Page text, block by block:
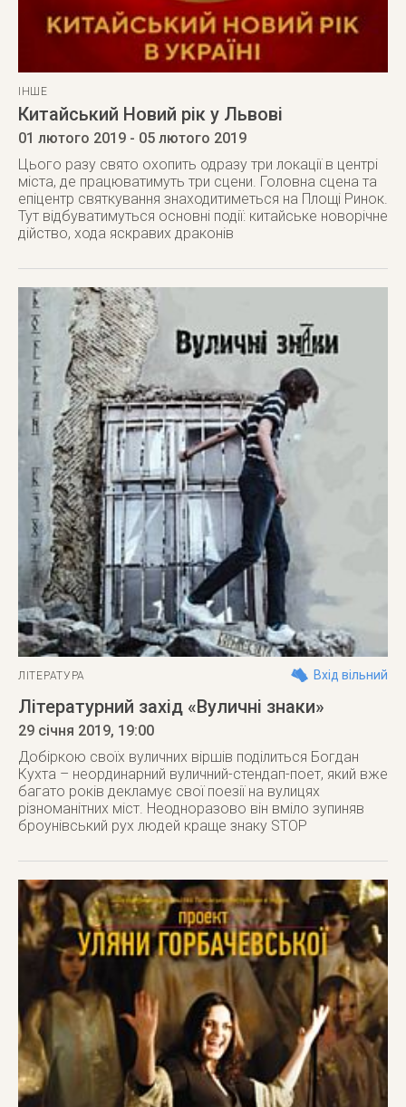
ІНШЕ
Китайський Новий рік у Львові
01 лютого 2019 - 05 лютого 2019
Цього разу свято охопить одразу три локації в центрі
міста, де працюватимуть три сцени. Головна сцена та
епіцентр святкування знаходитиметься на Площі Ринок.
Тут відбуватимуться основні події: китайське новорічне
дійство, хода яскравих драконів
ЛІТЕРАТУРА Вхід вільний
Літературний захід «Вуличні знаки»
29 січня 2019, 19:00
Добіркою своїх вуличних віршів поділиться Богдан
Кухта – неординарний вуличний-стендап-поет, який вже
багато років декламує свої поезії на вулицях
різноманітних міст. Неодноразово він вміло зупиняв
броунівський рух людей краще знаку STOP